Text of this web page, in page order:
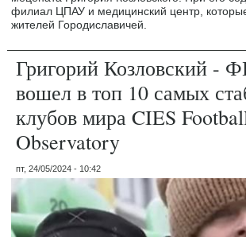
филиал ЦПАУ и медицинский центр,
жителей Городиславичей.
Григорий Козловский -
вошел в топ 10 самых
клубов мира CIES
Observatory
пт, 24/05/2024 - 10:42